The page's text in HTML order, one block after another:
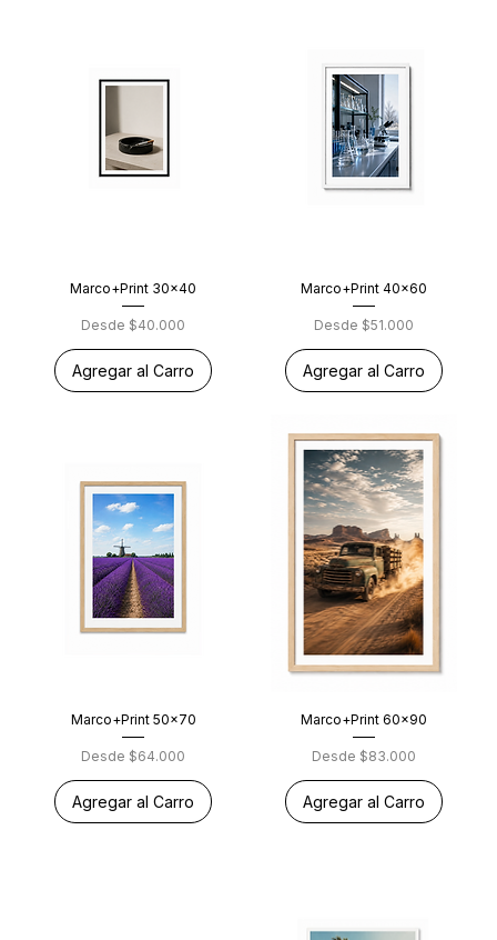
Marco+Print 30x40
Desde $40.000
Precio de oferta
Agregar al Carro
Marco+Print 40x60
Desde $51.000
Precio de oferta
Agregar al Carro
Marco+Print 50x70
Desde $64.000
Precio de oferta
Agregar al Carro
Marco+Print 60x90
Desde $83.000
Precio de oferta
Agregar al Carro